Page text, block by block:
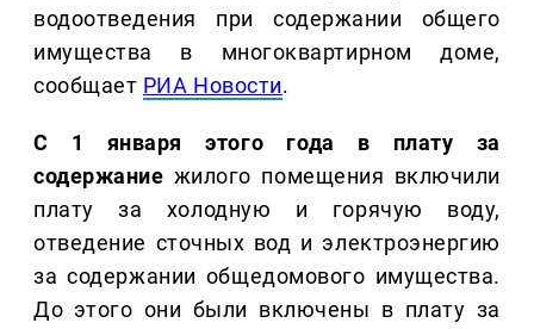
водоотведения при содержании общего
имущества в многоквартирном доме,
сообщает РИА Новости.
С 1 января этого года в плату за
содержание жилого помещения включили
плату за холодную и горячую воду,
отведение сточных вод и электроэнергию
за содержании общедомового имущества.
До этого они были включены в плату за